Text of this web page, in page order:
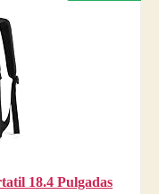
18.4 Pulgadas